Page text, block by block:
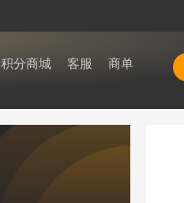
积分商城 客服 商单